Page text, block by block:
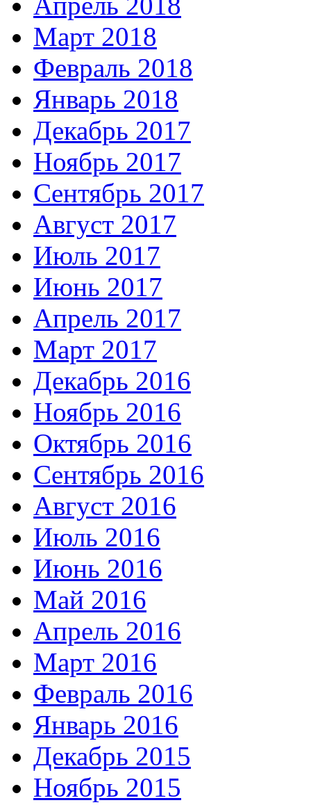
Март 2018
Февраль 2018
Январь 2018
Декабрь 2017
Ноябрь 2017
Сентябрь 2017
Август 2017
Июль 2017
Июнь 2017
Апрель 2017
Март 2017
Декабрь 2016
Ноябрь 2016
Октябрь 2016
Сентябрь 2016
Август 2016
Июль 2016
Июнь 2016
Май 2016
Апрель 2016
Март 2016
Февраль 2016
Январь 2016
Декабрь 2015
Ноябрь 2015